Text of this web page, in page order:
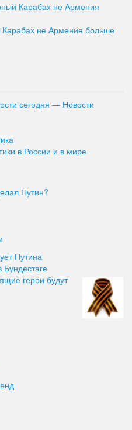
Карабах не Армения
Карабах не Армения больше
сегодня — Новости
в России и в мире
Путин?
Путина
герои будут